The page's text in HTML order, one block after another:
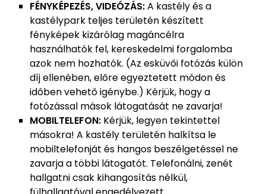
FÉNYKÉPEZÉS, VIDEÓZÁS:A kastély és a
kastélypark teljes területén készített
fényképek kizárólag magáncélra
használhatók fel, kereskedelmi forgalomba
azok nem hozhatók. (Az esküvői fotózás külön
díj ellenében, előre egyeztetett módon és
időben vehető igénybe.) Kérjük, hogy a
fotózással mások látogatását ne zavarja!
MOBILTELEFON: Kérjük, legyen tekintettel
másokra! A kastély területén halkítsa le
mobiltelefonját és hangos beszélgetéssel ne
zavarja a többi látogatót. Telefonálni, zenét
hallgatni csak kihangosítás nélkül,